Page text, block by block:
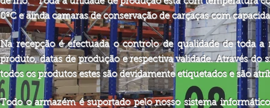
0ºC e ainda camaras de conservação de carçaças com
Na recepção é efectuada o controlo de qualidade de toda
produto, datas de produção e respectiva validade. Através do
todos os produtos estes são devidamente etiquetados e são
Todo o armazém é suportado pelo nosso sistema